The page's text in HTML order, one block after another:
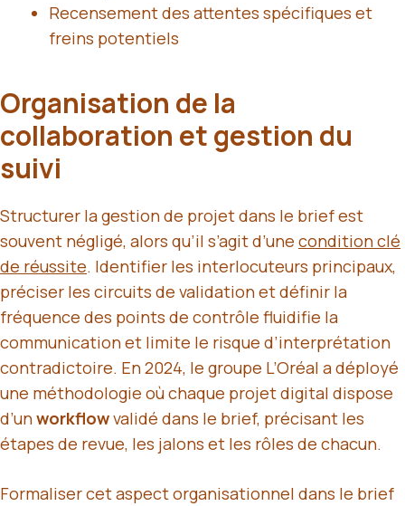
Recensement des attentes spécifiques et
freins potentiels
Organisation de la
collaboration et gestion du
suivi
Structurer la gestion de projet dans le brief est
souvent négligé, alors qu’il s’agit d’une condition clé
de réussite. Identifier les interlocuteurs principaux,
préciser les circuits de validation et définir la
fréquence des points de contrôle fluidifie la
communication et limite le risque d’interprétation
contradictoire. En 2024, le groupe L’Oréal a déployé
une méthodologie où chaque projet digital dispose
d’unworkflowvalidé dans le brief, précisant les
étapes de revue, les jalons et les rôles de chacun.
Formaliser cet aspect organisationnel dans le brief